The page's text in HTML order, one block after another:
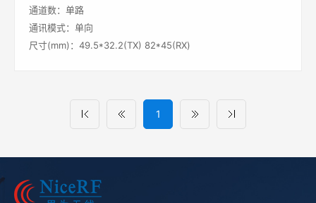
通道数：单路
通讯模式：单向
尺寸(mm)：49.5*32.2(TX) 82*45(RX)
1